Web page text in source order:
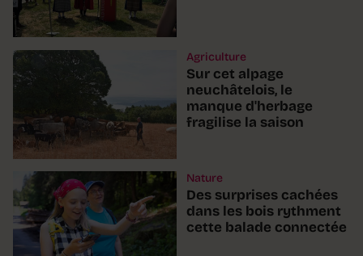
Agriculture
Sur cet alpage
neuchâtelois, le
manque d'herbage
fragilise la saison
Nature
Des surprises cachées
dans les bois rythment
cette balade connectée